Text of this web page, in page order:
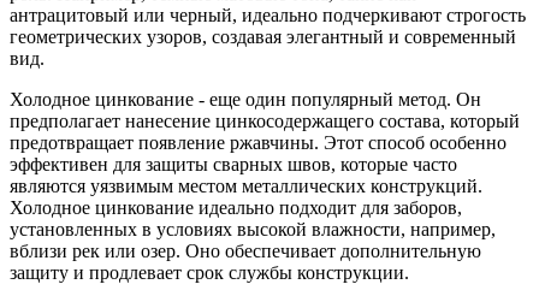
антрацитовый или черный, идеально подчеркивают строгость
геометрических узоров, создавая элегантный и современный
вид.
Холодное цинкование - еще один популярный метод. Он
предполагает нанесение цинкосодержащего состава, который
предотвращает появление ржавчины. Этот способ особенно
эффективен для защиты сварных швов, которые часто
являются уязвимым местом металлических конструкций.
Холодное цинкование идеально подходит для заборов,
установленных в условиях высокой влажности, например,
вблизи рек или озер. Оно обеспечивает дополнительную
защиту и продлевает срок службы конструкции.